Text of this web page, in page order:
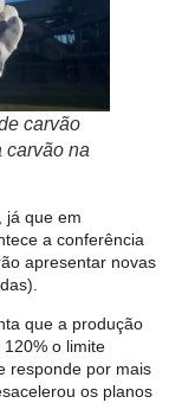
carvão
carvão na
já que em
a conferência
apresentar novas
que a produção
o limite
responde por mais
os planos